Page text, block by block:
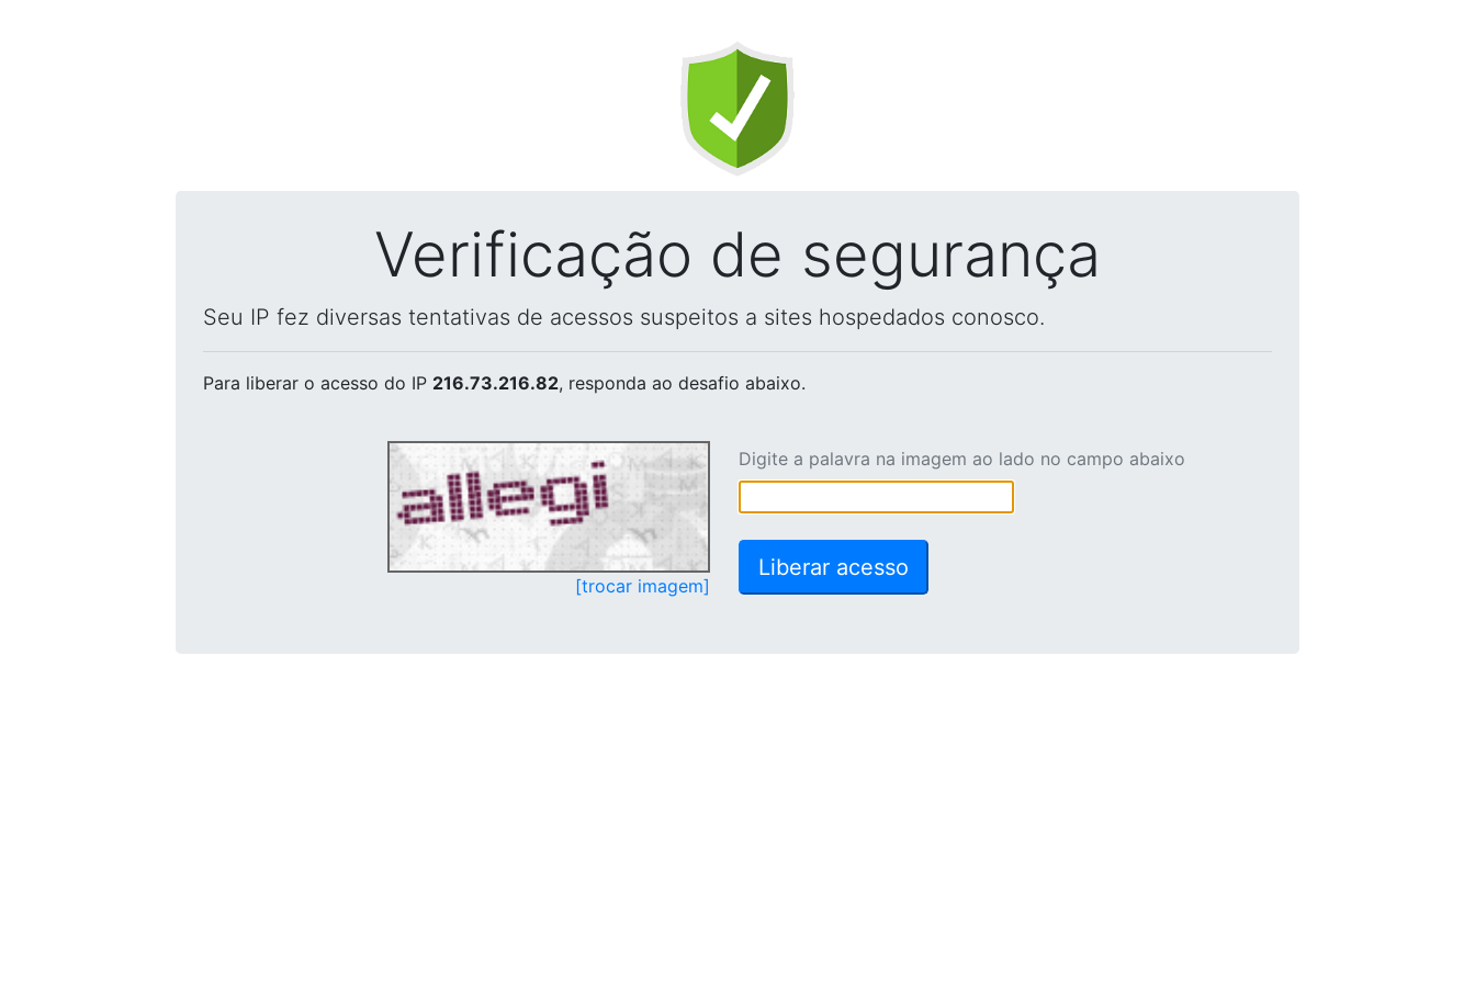
Verificação de segurança
Seu IP fez diversas tentativas de acessos suspeitos a sites hospedados conosco.
Para liberar o acesso do IP 216.73.216.82, responda ao desafio abaixo.
[trocar imagem]
Digite a palavra na imagem ao lado no campo abaixo